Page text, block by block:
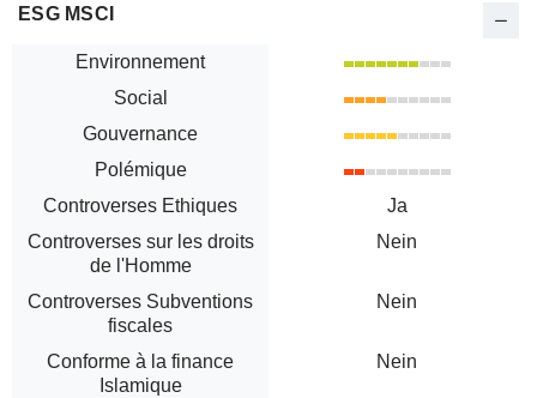
ESG MSCI
Environnement
Social
Gouvernance
Polémique
Controverses Ethiques
Ja
Controverses sur les droits
de l'Homme
Nein
Controverses Subventions
fiscales
Nein
Conforme à la finance
Islamique
Nein